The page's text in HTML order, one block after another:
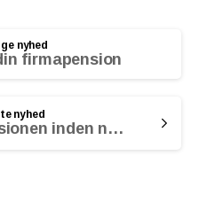
nyhed
firmapension
nyhed
Få tjek på pensionen inden nytår